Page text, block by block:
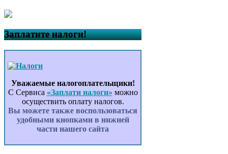
Заплатите налоги!
Уважаемые налогоплательщики!
С Сервиса «Заплати налоги» можно
осуществить оплату налогов.
Вы можете также воспользоваться
удобными кнопками в нижней
части нашего сайта